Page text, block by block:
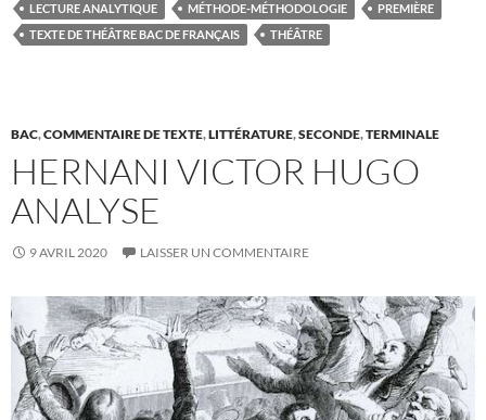
LECTURE ANALYTIQUE
MÉTHODE-MÉTHODOLOGIE
PREMIÈRE
TEXTE DE THÉÂTRE BAC DE FRANÇAIS
THÉÂTRE
BAC,COMMENTAIRE DE TEXTE,LITTÉRATURE,SECONDE,TERMINALE
HERNANI VICTOR HUGO
ANALYSE
9 AVRIL 2020 LAISSER UN COMMENTAIRE